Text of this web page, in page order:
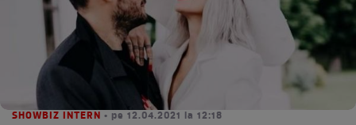
SHOWBIZ INTERN • pe 12.04.2021 la 12:18